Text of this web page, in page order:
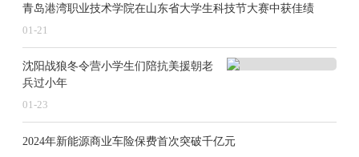
青岛港湾职业技术学院在山东省大学生科技节大赛中获佳绩
01-21
沈阳战狼冬令营小学生们陪抗美援朝老
兵过小年
01-23
2024年新能源商业车险保费首次突破千亿元